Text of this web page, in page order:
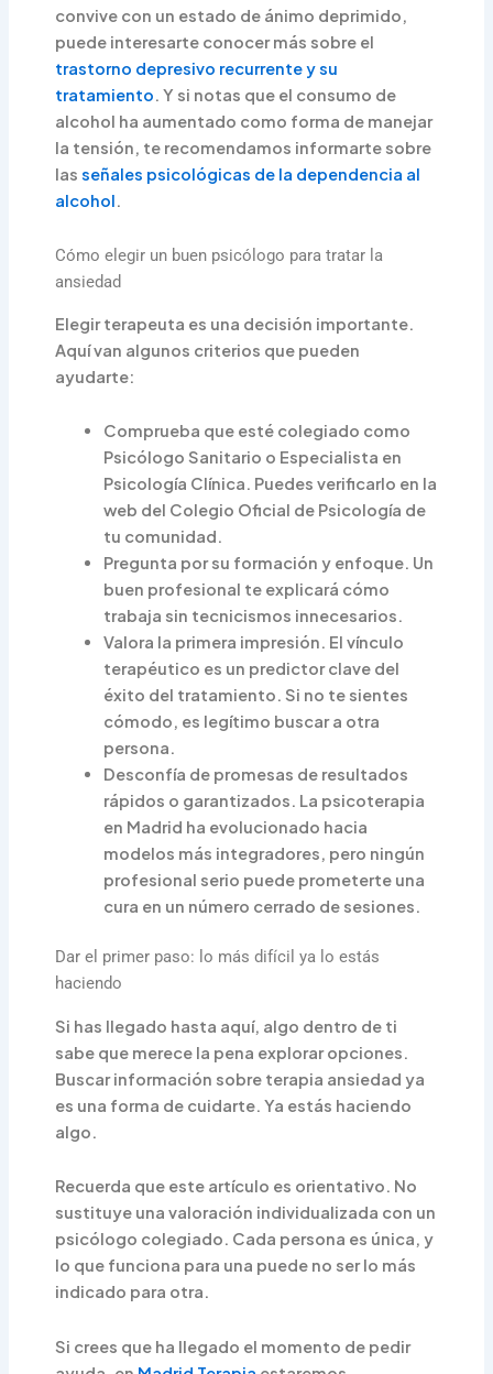
convive con un estado de ánimo deprimido,
puede interesarte conocer más sobre el
trastorno depresivo recurrente y su
tratamiento. Y si notas que el consumo de
alcohol ha aumentado como forma de manejar
la tensión, te recomendamos informarte sobre
lasseñales psicológicas de la dependencia al
alcohol.
Cómo elegir un buen psicólogo para tratar la
ansiedad
Elegir terapeuta es una decisión importante.
Aquí van algunos criterios que pueden
ayudarte:
Comprueba que esté colegiado como
Psicólogo Sanitario o Especialista en
Psicología Clínica. Puedes verificarlo en la
web del Colegio Oficial de Psicología de
tu comunidad.
Pregunta por su formación y enfoque. Un
buen profesional te explicará cómo
trabaja sin tecnicismos innecesarios.
Valora la primera impresión. El vínculo
terapéutico es un predictor clave del
éxito del tratamiento. Si no te sientes
cómodo, es legítimo buscar a otra
persona.
Desconfía de promesas de resultados
rápidos o garantizados. La psicoterapia
en Madrid ha evolucionado hacia
modelos más integradores, pero ningún
profesional serio puede prometerte una
cura en un número cerrado de sesiones.
Dar el primer paso: lo más difícil ya lo estás
haciendo
Si has llegado hasta aquí, algo dentro de ti
sabe que merece la pena explorar opciones.
Buscar información sobre terapia ansiedad ya
es una forma de cuidarte. Ya estás haciendo
algo.
Recuerda que este artículo es orientativo. No
sustituye una valoración individualizada con un
psicólogo colegiado. Cada persona es única, y
lo que funciona para una puede no ser lo más
indicado para otra.
Si crees que ha llegado el momento de pedir